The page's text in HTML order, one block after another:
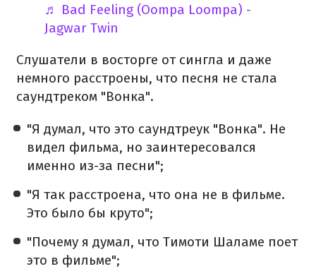
♬ Bad Feeling (Oompa Loompa) -
Jagwar Twin
Слушатели в восторге от сингла и даже
немного расстроены, что песня не стала
саундтреком "Вонка".
"Я думал, что это саундтреук "Вонка". Не
видел фильма, но заинтересовался
именно из-за песни";
"Я так расстроена, что она не в фильме.
Это было бы круто";
"Почему я думал, что Тимоти Шаламе поет
это в фильме";